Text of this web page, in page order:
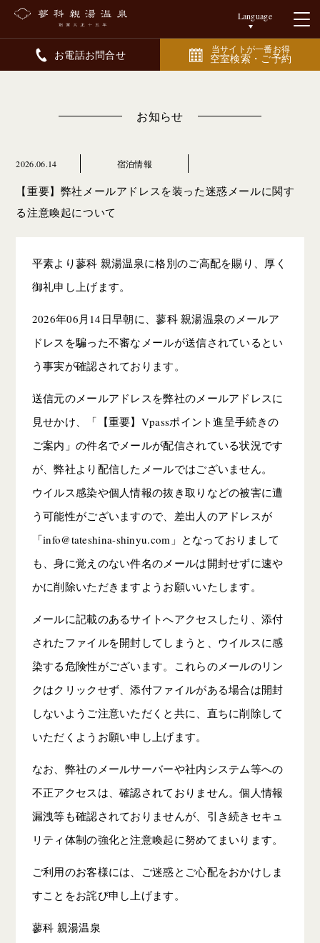
Language
お電話お問合せ 当サイトが一番お得
空室検索・ご予約
お知らせ
2026.06.14 宿泊情報
【重要】弊社メールアドレスを​装った​迷惑メールに​関す
る​注意喚起に​ついて
平素より蓼科 親湯温泉に格別のご高配を賜り、厚く
御礼申し上げます。
2026年06月14日早朝に、蓼科 親湯温泉のメールア
ドレスを騙った不審なメールが送信されているとい
う事実が確認されております。
送信元のメールアドレスを弊社のメールアドレスに
見せかけ、「【重要】Vpassポイント進呈手続きの
ご案内」の件名でメールが配信されている状況です
が、弊社より配信したメールではございません。
ウイルス感染や個人情報の抜き取りなどの被害に遭
う可能性がございますので、差出人のアドレスが
「info@tateshina-shinyu.com」となっておりまして
も、身に覚えのない件名のメールは開封せずに速や
かに削除いただきますようお願いいたします。
メールに記載のあるサイトへアクセスしたり、添付
されたファイルを開封してしまうと、ウイルスに感
染する危険性がございます。これらのメールのリン
クはクリックせず、添付ファイルがある場合は開封
しないようご注意いただくと共に、直ちに削除して
いただくようお願い申し上げます。
なお、弊社のメールサーバーや社内システム等への
不正アクセスは、確認されておりません。個人情報
漏洩等も確認されておりませんが、引き続きセキュ
リティ体制の強化と注意喚起に努めてまいります。
ご利用のお客様には、ご迷惑とご心配をおかけしま
すことをお詫び申し上げます。
蓼科 親湯温泉